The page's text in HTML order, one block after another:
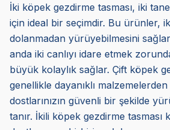
İki köpek gezdirme tasması, iki
için ideal bir seçimdir. Bu ürünler,
dolanmadan yürüyebilmesini
anda iki canlıyı idare etmek
büyük kolaylık sağlar. Çift köpek
genellikle dayanıklı
dostlarınızın güvenli bir şekilde
tanır. İkili köpek gezdirme tasması